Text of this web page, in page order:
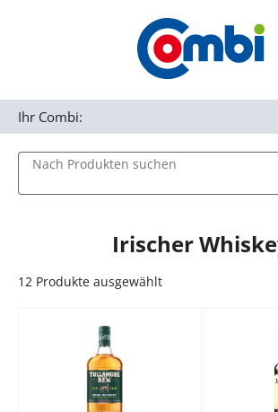
Zur Navigation springen
Nach Produkten suchen
Ihr Combi:
Irischer
12 Produkte ausgewählt